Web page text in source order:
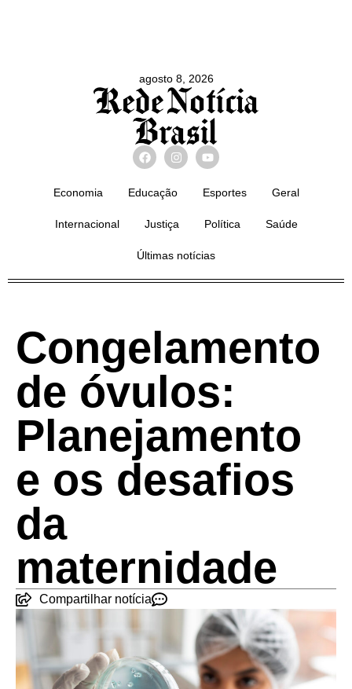
agosto 8, 2026
Economia Educação Esportes Geral
Internacional Justiça Política Saúde
Últimas notícias
Congelamento
de óvulos:
Planejamento
e os desafios
da
maternidade
Compartilhar notícia